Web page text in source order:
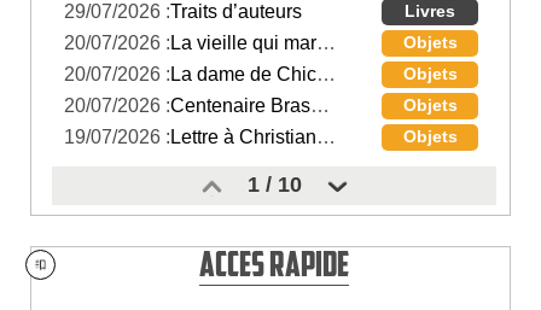
29/07/2026 :Traits d’auteurs Livres
20/07/2026 : La vieille qui marchait dans la mer – Troupe IBM à Boulet Objets
20/07/2026 : La dame de Chicago – Affiche Théâtre et Confetti Objets
20/07/2026 : Centenaire Brassens – Frédéric Dard Objets
19/07/2026 : Lettre à Christian Paillet Objets
1/ 10
Acces rapide